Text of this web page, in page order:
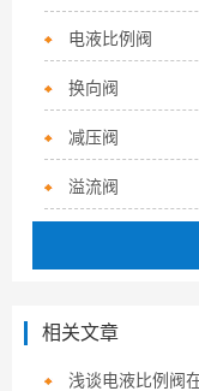
电液比例阀
换向阀
减压阀
溢流阀
相关文章
浅谈电液比例阀